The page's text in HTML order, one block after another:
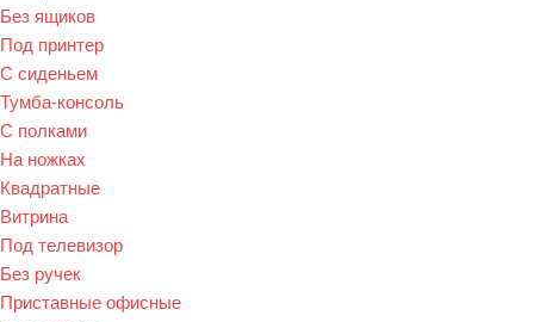
Без ящиков
Под принтер
С сиденьем
Тумба-консоль
С полками
На ножках
Квадратные
Витрина
Под телевизор
Без ручек
Приставные офисные